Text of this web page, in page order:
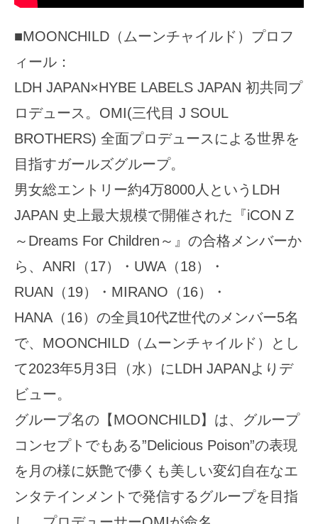
■MOONCHILD（ムーンチャイルド）プロフ
ィール：
LDH JAPAN×HYBE LABELS JAPAN 初共同プ
ロデュース。OMI(三代目 J SOUL
BROTHERS) 全面プロデュースによる世界を
目指すガールズグループ。
男女総エントリー約4万8000人というLDH
JAPAN 史上最大規模で開催された『iCON Z
～Dreams For Children～』の合格メンバーか
ら、ANRI（17）・UWA（18）・
RUAN（19）・MIRANO（16）・
HANA（16）の全員10代Z世代のメンバー5名
で、MOONCHILD（ムーンチャイルド）とし
て2023年5月3日（水）にLDH JAPANよりデ
ビュー。
グループ名の【MOONCHILD】は、グループ
コンセプトでもある”Delicious Poison”の表現
を月の様に妖艶で儚くも美しい変幻自在なエ
ンタテインメントで発信するグループを目指